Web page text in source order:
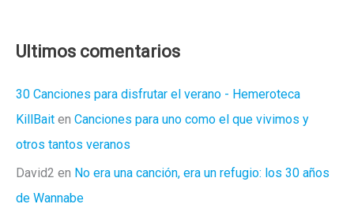
para
Goya
de
Ultimos comentarios
30 Canciones para disfrutar el verano - Hemeroteca
KillBait en Canciones para uno como el que vivimos y
otros tantos veranos
David2 en No era una canción, era un refugio: los 30 años
de Wannabe